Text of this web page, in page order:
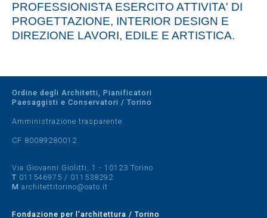
PROFESSIONISTA ESERCITO ATTIVITA' DI
PROGETTAZIONE, INTERIOR DESIGN E
DIREZIONE LAVORI, EDILE E ARTISTICA.
Ordine degli Architetti, Pianificatori
Paesaggisti e Conservatori / Torino
Amministrazione trasparente
CF 80089280012
Via Giovanni Giolitti, 1 - 10123 Torino
T 011546975 / 011538292
M architettitorino@oato.it
Fondazione per l'architettura / Torino